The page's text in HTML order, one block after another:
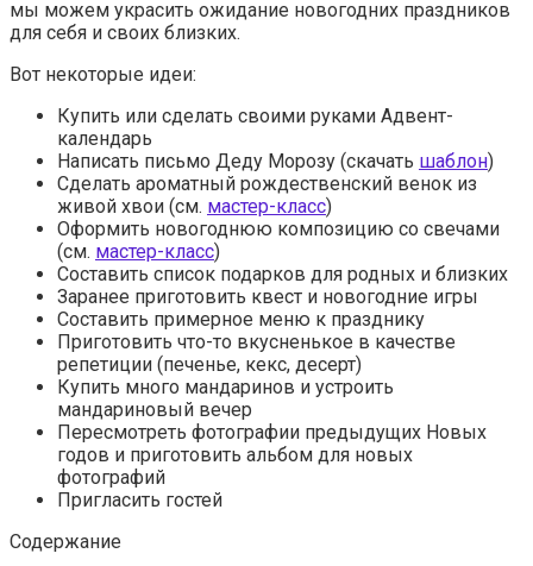
мы можем украсить ожидание новогодних праздников
для себя и своих близких.
Вот некоторые идеи:
Купить или сделать своими руками Адвент-
календарь
Написать письмо Деду Морозу (скачать шаблон)
Сделать ароматный рождественский венок из
живой хвои (см. мастер-класс)
Оформить новогоднюю композицию со свечами
(см. мастер-класс)
Составить список подарков для родных и близких
Заранее приготовить квест и новогодние игры
Составить примерное меню к празднику
Приготовить что-то вкусненькое в качестве
репетиции (печенье, кекс, десерт)
Купить много мандаринов и устроить
мандариновый вечер
Пересмотреть фотографии предыдущих Новых
годов и приготовить альбом для новых
фотографий
Пригласить гостей
Содержание